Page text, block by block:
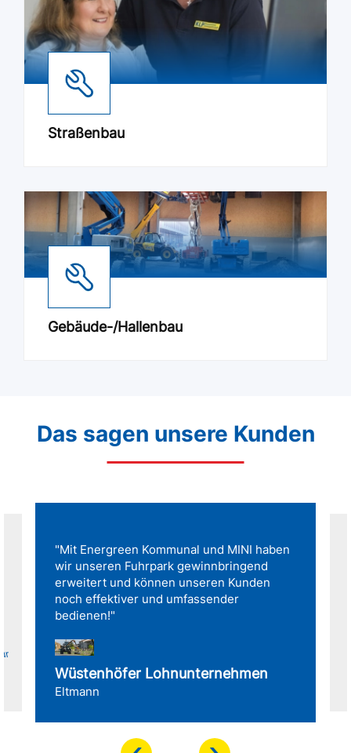
Straßenbau
Gebäude-/Hallenbau
Das sagen unsere Kunden
"Mit Energreen Kommunal und MINI haben
wir unseren Fuhrpark gewinnbringend
erweitert und können unseren Kunden
noch effektiver und umfassender
bedienen!"
Wüstenhöfer Lohnunternehmen
Eltmann